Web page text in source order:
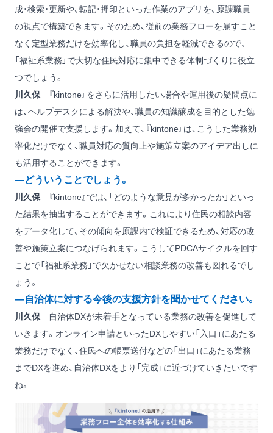
成・検索・更新や、転記・押印といった作業のアプリを、原課職員
の視点で構築できます。そのため、従前の業務フローを崩すこと
なく定型業務だけを効率化し、職員の負担を軽減できるので、
「福祉系業務」で大切な住民対応に集中できる体制づくりに役立
つでしょう。
川久保 『kintone』をさらに活用したい場合や運用後の疑問点に
は、ヘルプデスクによる解決や、職員の知識醸成を目的とした勉
強会の開催で支援します。加えて、『kintone』は、こうした業務効
率化だけでなく、職員対応の質向上や施策立案のアイデア出しに
も活用することができます。
―どういうことでしょう。
川久保 『kintone』では、「どのような意見が多かったか」といっ
た結果を抽出することができます。これにより住民の相談内容
をデータ化して、その傾向を原課内で検証できるため、対応の改
善や施策立案につなげられます。こうしてPDCAサイクルを回す
ことで「福祉系業務」で欠かせない相談業務の改善も図れるでし
ょう。
―自治体に対する今後の支援方針を聞かせてください。
川久保 自治体DXが未着手となっている業務の改善を促進して
いきます。オンライン申請といったDXしやすい「入口」にあたる
業務だけでなく、住民への帳票送付などの「出口」にあたる業務
までDXを進め、自治体DXをより「完成」に近づけていきたいです
ね。